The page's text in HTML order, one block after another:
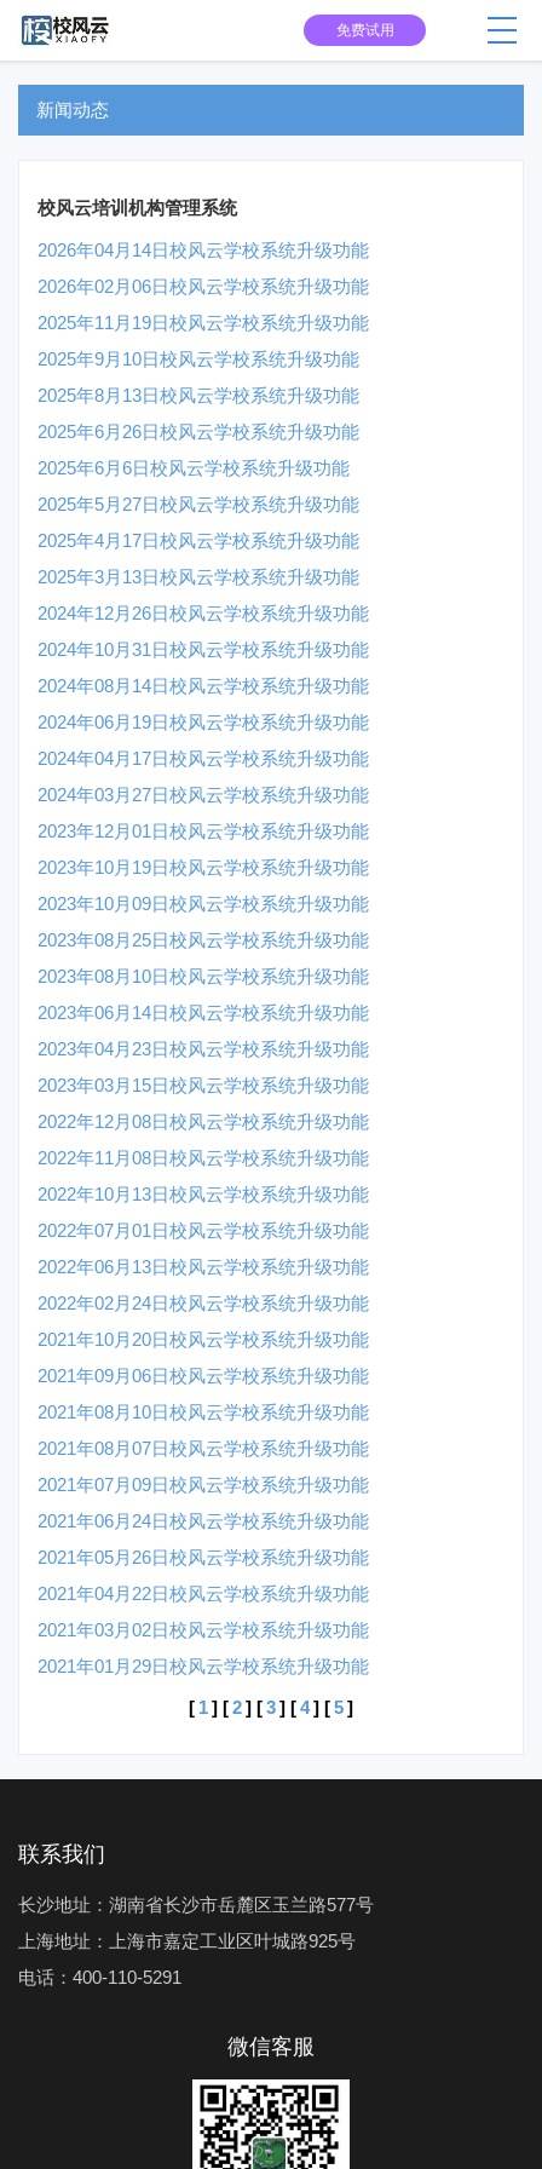
免费试用
新闻动态
校风云培训机构管理系统
2026年04月14日校风云学校系统升级功能
2026年02月06日校风云学校系统升级功能
2025年11月19日校风云学校系统升级功能
2025年9月10日校风云学校系统升级功能
2025年8月13日校风云学校系统升级功能
2025年6月26日校风云学校系统升级功能
2025年6月6日校风云学校系统升级功能
2025年5月27日校风云学校系统升级功能
2025年4月17日校风云学校系统升级功能
2025年3月13日校风云学校系统升级功能
2024年12月26日校风云学校系统升级功能
2024年10月31日校风云学校系统升级功能
2024年08月14日校风云学校系统升级功能
2024年06月19日校风云学校系统升级功能
2024年04月17日校风云学校系统升级功能
2024年03月27日校风云学校系统升级功能
2023年12月01日校风云学校系统升级功能
2023年10月19日校风云学校系统升级功能
2023年10月09日校风云学校系统升级功能
2023年08月25日校风云学校系统升级功能
2023年08月10日校风云学校系统升级功能
2023年06月14日校风云学校系统升级功能
2023年04月23日校风云学校系统升级功能
2023年03月15日校风云学校系统升级功能
2022年12月08日校风云学校系统升级功能
2022年11月08日校风云学校系统升级功能
2022年10月13日校风云学校系统升级功能
2022年07月01日校风云学校系统升级功能
2022年06月13日校风云学校系统升级功能
2022年02月24日校风云学校系统升级功能
2021年10月20日校风云学校系统升级功能
2021年09月06日校风云学校系统升级功能
2021年08月10日校风云学校系统升级功能
2021年08月07日校风云学校系统升级功能
2021年07月09日校风云学校系统升级功能
2021年06月24日校风云学校系统升级功能
2021年05月26日校风云学校系统升级功能
2021年04月22日校风云学校系统升级功能
2021年03月02日校风云学校系统升级功能
2021年01月29日校风云学校系统升级功能
[ 1] [2] [3] [4] [5]
联系我们
长沙地址：湖南省长沙市岳麓区玉兰路577号
上海地址：上海市嘉定工业区叶城路925号
电话：400-110-5291
微信客服